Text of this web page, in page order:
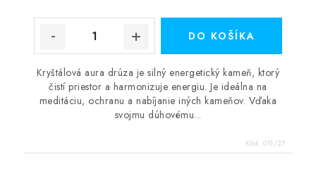
DO KOŠÍKA
Kryštálová aura drúza je silný energetický kameň, ktorý
čistí priestor a harmonizuje energiu. Je ideálna na
meditáciu, ochranu a nabíjanie iných kameňov. Vďaka
svojmu dúhovému...
Kód: 011/27